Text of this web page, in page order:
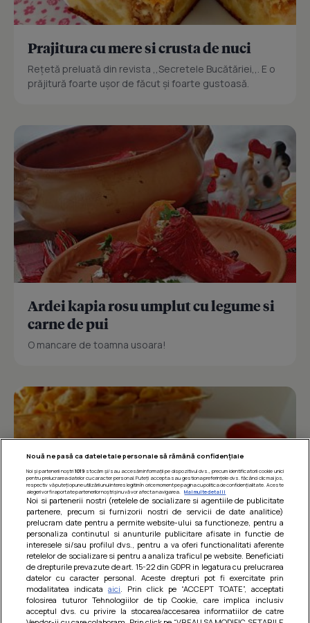
Prajitura cu mere si crusta de nuci
Reţetă preluată din revista ,,Secretele Bucătăriei,,. E o
prăjitură foarte uşor de făcut şi foarte gustoasă.
Ardei kapia rosu umplut cu legume si
carne de pui
O mancare de toamna usoara!
Paste integrale cu carne de pui in sos
de rosii
O mancare usoara, satioasa si gustoasa! Retete
Nouă ne pasă ca datele tale personale să rămână confidențiale
Noi și partenerii noștri 1019stocăm și/sau accesăm informații pe dispozitivul dvs., precum identificatorii cookie unici
pentru prelucrarea datelor cu caracter personal. Puteți accepta sau gestiona preferințele dvs. făcând clic mai jos,
respectiv vă puteți opune utilizării unui interes legitim în orice moment pe pagina cu politica de confidențialitate. Aceste
alegeri vor fi raportate partenerilor noștri și nu vă vor afecta navigarea.
Mai multe detalii
Noi si partenerii nostri (retelele de socializare si agentiile de publicitate
partenere, precum si furnizorii nostri de servicii de date analitice)
prelucram date pentru a permite website-ului sa functioneze, pentru a
personaliza continutul si anunturile publicitare afisate in functie de
interesele si/sau profilul dvs., pentru a va oferi functionalitati aferente
retelelor de socializare si pentru a analiza traficul pe website. Beneficiati
de drepturile prevazute de art. 15-22 din GDPR in legatura cu prelucrarea
datelor cu caracter personal. Aceste drepturi pot fi exercitate prin
modalitatea indicataaici . Prin click pe “ACCEPT TOATE”, acceptati
folosirea tuturor Tehnologiilor de tip Cookie, care implica inclusiv
acceptul dvs. cu privire la stocarea/accesarea informatiilor de catre